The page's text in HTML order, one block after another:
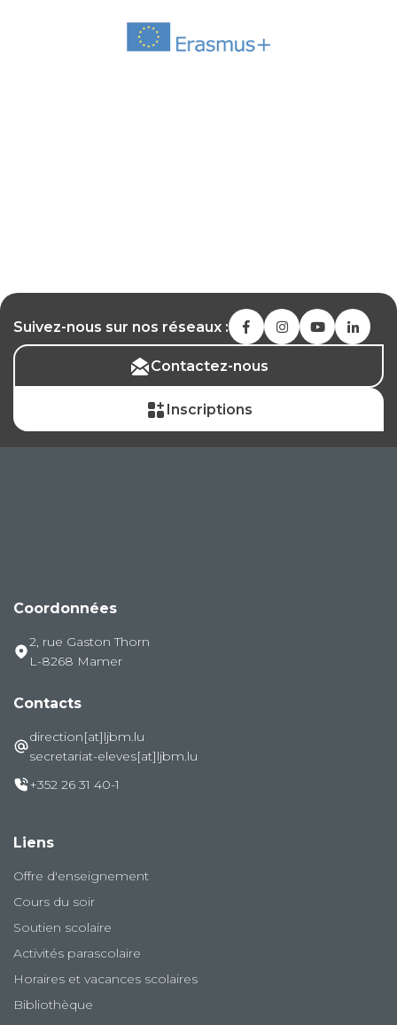
Suivez-nous sur nos réseaux :
Contactez-nous
Inscriptions
Coordonnées
2, rue Gaston Thorn
L-8268 Mamer
Contacts
direction[at]ljbm.lu
secretariat-eleves[at]ljbm.lu
+352 26 31 40-1
Liens
Offre d'enseignement
Cours du soir
Soutien scolaire
Activités parascolaire
Horaires et vacances scolaires
Bibliothèque